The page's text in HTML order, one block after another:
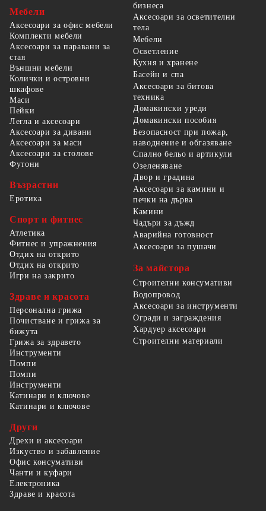
Мебели
Аксесоари за офис мебели
Комплекти мебели
Аксесоари за паравани за
стая
Външни мебели
Колички и островни
шкафове
Маси
Пейки
Легла и аксесоари
Аксесоари за дивани
Аксесоари за маси
Аксесоари за столове
Футони
Възрастни
Еротика
Спорт и фитнес
Атлетика
Фитнес и упражнения
Отдих на открито
Отдих на открито
Игри на закрито
Здраве и красота
Персонална грижа
Почистване и грижа за
бижута
Грижа за здравето
бизнеса
Аксесоари за осветителни
тела
Мебели
Осветление
Кухня и хранене
Басейн и спа
Аксесоари за битова
техника
Домакински уреди
Домакински пособия
Безопасност при пожар,
наводнение и обгазяване
Спално бельо и артикули
Озеленяване
Двор и градина
Аксесоари за камини и
печки на дърва
Камини
Чадъри за дъжд
Аварийна готовност
Аксесоари за пушачи
За майстора
Строителни консумативи
Водопровод
Аксесоари за инструменти
Огради и заграждения
Хардуер аксесоари
Строителни материали
Инструменти
Помпи
Помпи
Инструменти
Катинари и ключове
Катинари и ключове
Други
Дрехи и аксесоари
Изкуство и забавление
Офис консумативи
Чанти и куфари
Електроника
Здраве и красота